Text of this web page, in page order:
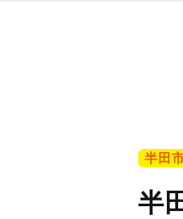
半田
半